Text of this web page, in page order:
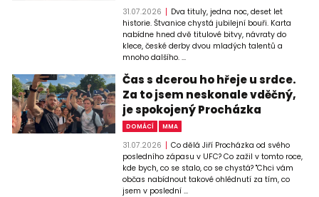
31.07.2026
Dva tituly, jedna noc, deset let
historie. Štvanice chystá jubilejní bouři. Karta
nabídne hned dvě titulové bitvy, návraty do
klece, české derby dvou mladých talentů a
mnoho dalšího. ...
Čas s dcerou ho hřeje u srdce.
Za to jsem neskonale vděčný,
je spokojený Procházka
DOMÁCÍ MMA
31.07.2026
Co dělá Jiří Procházka od svého
posledního zápasu v UFC? Co zažil v tomto roce,
kde bych, co se stalo, co se chystá? "Chci vám
občas nabídnout takové ohlédnutí za tím, co
jsem v poslední ...